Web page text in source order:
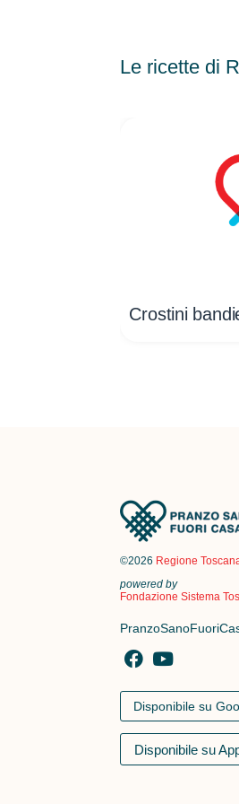
Le ricette di
Crostini
©2026 Regione
powered by
Fondazione Sistema
Disponibile su
Disponibile su